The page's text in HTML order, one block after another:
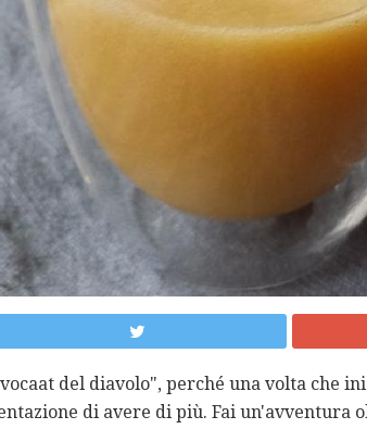
del diavolo", perché una volta che
di avere di più. Fai un'avventura